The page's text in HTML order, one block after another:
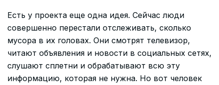
Есть у проекта еще одна идея. Сейчас люди
совершенно перестали отслеживать, сколько
мусора в их головах. Они смотрят телевизор,
читают объявления и новости в социальных сетях,
слушают сплетни и обрабатывают всю эту
информацию, которая не нужна. Но вот человек